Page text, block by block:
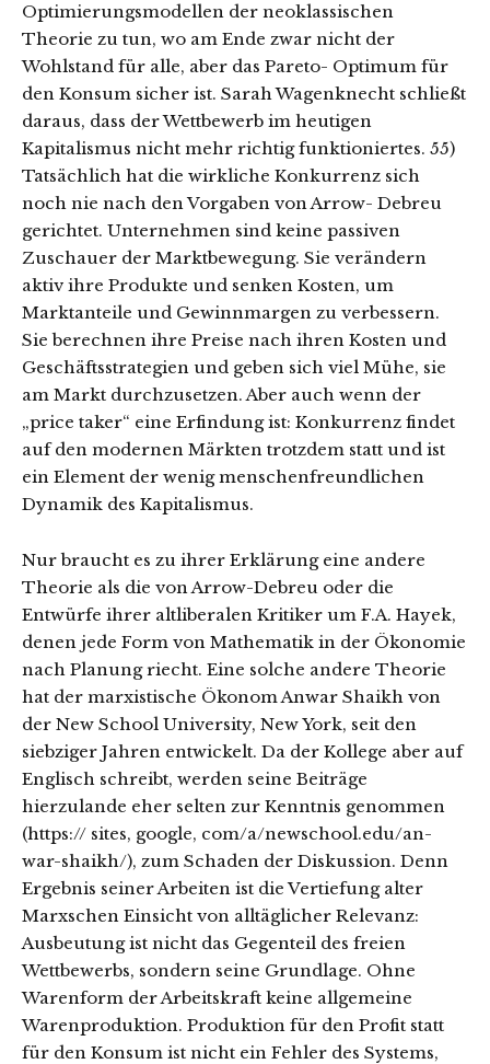
Optimierungsmodellen der neoklassischen
Theorie zu tun, wo am Ende zwar nicht der
Wohlstand für alle, aber das Pareto- Optimum für
den Konsum sicher ist. Sarah Wagenknecht schließt
daraus, dass der Wettbewerb im heutigen
Kapitalismus nicht mehr richtig funktioniertes. 55)
Tatsächlich hat die wirkliche Konkurrenz sich
noch nie nach den Vorgaben von Arrow- Debreu
gerichtet. Unternehmen sind keine passiven
Zuschauer der Marktbewegung. Sie verändern
aktiv ihre Produkte und senken Kosten, um
Marktanteile und Gewinnmargen zu verbessern.
Sie berechnen ihre Preise nach ihren Kosten und
Geschäftsstrategien und geben sich viel Mühe, sie
am Markt durchzusetzen. Aber auch wenn der
„price taker“ eine Erfindung ist: Konkurrenz findet
auf den modernen Märkten trotzdem statt und ist
ein Element der wenig menschenfreundlichen
Dynamik des Kapitalismus.
Nur braucht es zu ihrer Erklärung eine andere
Theorie als die von Arrow-Debreu oder die
Entwürfe ihrer altliberalen Kritiker um F.A. Hayek,
denen jede Form von Mathematik in der Ökonomie
nach Planung riecht. Eine solche andere Theorie
hat der marxistische Ökonom Anwar Shaikh von
der New School University, New York, seit den
siebziger Jahren entwickelt. Da der Kollege aber auf
Englisch schreibt, werden seine Beiträge
hierzulande eher selten zur Kenntnis genommen
(https:// sites, google, com/a/newschool.edu/an-
war-shaikh/), zum Schaden der Diskussion. Denn
Ergebnis seiner Arbeiten ist die Vertiefung alter
Marxschen Einsicht von alltäglicher Relevanz:
Ausbeutung ist nicht das Gegenteil des freien
Wettbewerbs, sondern seine Grundlage. Ohne
Warenform der Arbeitskraft keine allgemeine
Warenproduktion. Produktion für den Profit statt
für den Konsum ist nicht ein Fehler des Systems,